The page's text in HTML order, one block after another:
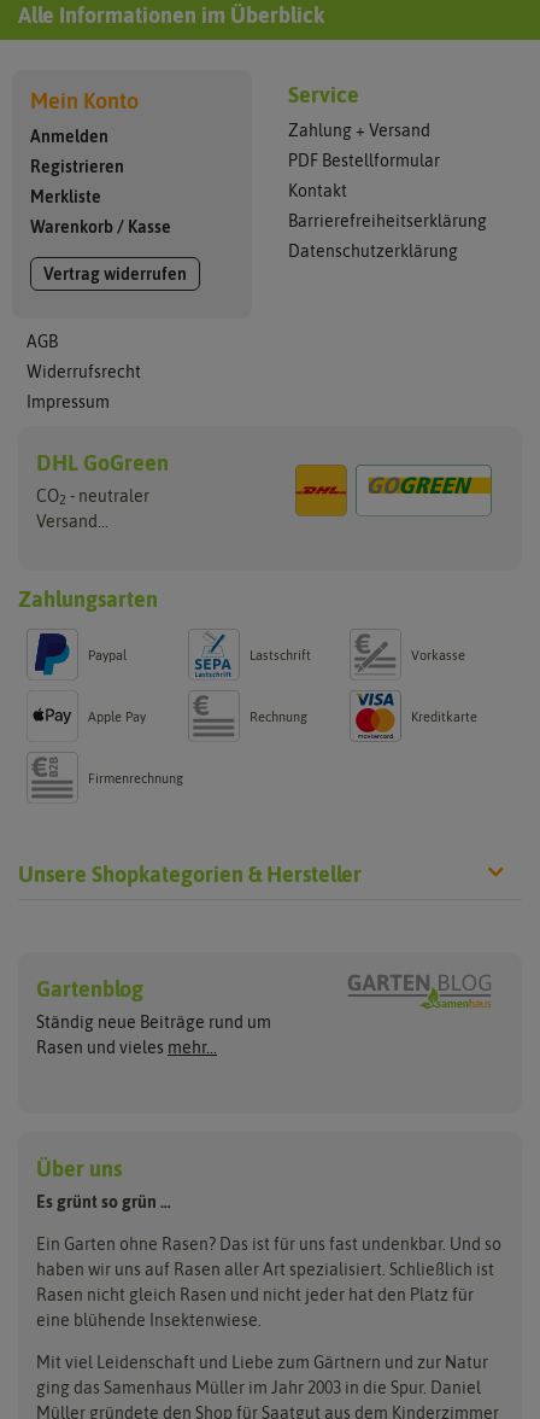
Alle Informationen im Überblick
Mein Konto
Anmelden
Registrieren
Merkliste
Warenkorb / Kasse
Vertrag widerrufen
AGB
Widerrufsrecht
Impressum
Service
Zahlung + Versand
PDF Bestellformular
Kontakt
Barrierefreiheitserklärung
Datenschutzerklärung
DHL GoGreen
CO2 - neutraler
Versand...
Zahlungsarten
Paypal Lastschrift Vorkasse
Apple Pay Rechnung Kreditkarte
Firmenrechnung
Unsere Shopkategorien & Hersteller
Sport- und Spielrasen
Zierrasen
Tierrasen
Landschaftsrasen
Rasennachsaat
Rasendünger
Erde
Unkrautbeseitigung
ASB Greenworld
Compo
Pegasus Dream Gardens
Greenfield
Grüne Oase
Hauert Manna
Kiepenkerl
Samen maier
Gartenblog
Ständig neue Beiträge rund um
Rasen und vieles mehr...
Über uns
Es grünt so grün …
Ein Garten ohne Rasen? Das ist für uns fast undenkbar. Und so
haben wir uns auf Rasen aller Art spezialisiert. Schließlich ist
Rasen nicht gleich Rasen und nicht jeder hat den Platz für
eine blühende Insektenwiese.
Mit viel Leidenschaft und Liebe zum Gärtnern und zur Natur
ging das Samenhaus Müller im Jahr 2003 in die Spur. Daniel
Müller gründete den Shop für Saatgut aus dem Kinderzimmer